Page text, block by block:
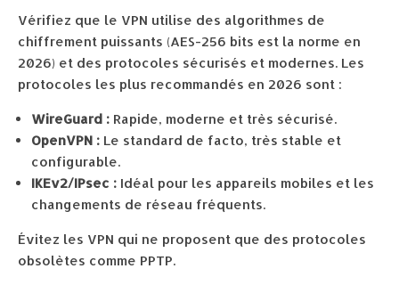
Vérifiez que le VPN utilise des algorithmes de
chiffrement puissants (AES-256 bits est la norme en
2026) et des protocoles sécurisés et modernes. Les
protocoles les plus recommandés en 2026 sont :
WireGuard : Rapide, moderne et très sécurisé.
OpenVPN : Le standard de facto, très stable et
configurable.
IKEv2/IPsec : Idéal pour les appareils mobiles et les
changements de réseau fréquents.
Évitez les VPN qui ne proposent que des protocoles
obsolètes comme PPTP.